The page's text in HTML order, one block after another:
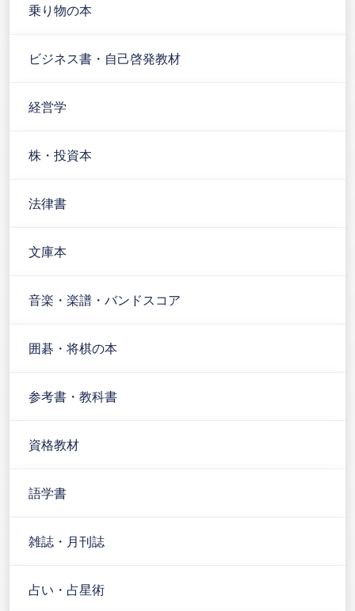
乗り物の本
ビジネス書・自己啓発教材
経営学
株・投資本
法律書
文庫本
音楽・楽譜・バンドスコア
囲碁・将棋の本
参考書・教科書
資格教材
語学書
雑誌・月刊誌
占い・占星術